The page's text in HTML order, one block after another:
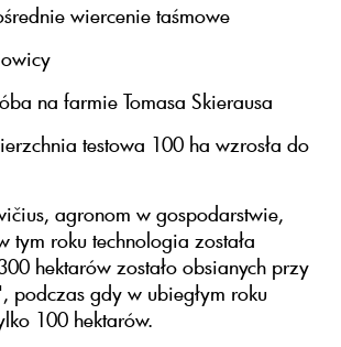
wiercenie taśmowe
na farmie Tomasa Skierausa
testowa 100 ha wzrosła do
agronom w gospodarstwie,
tym roku technologia została
hektarów zostało obsianych przy
podczas gdy w ubiegłym roku
100 hektarów.